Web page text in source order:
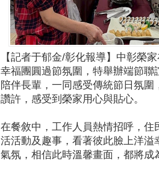
【記者于郁金/彰化報導】中彰榮
幸福團圓過節氛圍，特舉辦端節
陪伴長輩，一同感受傳統節日氛
讚許，感受到榮家用心與貼心。
在餐敘中，工作人員熱情招呼，
活活動及趣事，看著彼此臉上洋
氣氛，相信此時溫馨畫面，都將